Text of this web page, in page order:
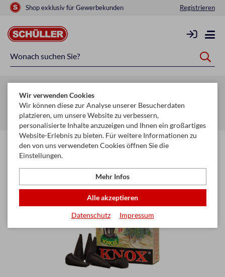
Shop exklusiv für Gewerbekunden Registrieren
Startseite Saisonen
Weihnachten
Weihrauch & Räucherkerzen
Wir verwenden Cookies
Wir können diese zur Analyse unserer Besucherdaten
platzieren, um unsere Website zu verbessern,
personalisierte Inhalte anzuzeigen und Ihnen ein großartiges
Website-Erlebnis zu bieten. Für weitere Informationen zu
den von uns verwendeten Cookies öffnen Sie die
Einstellungen.
Mehr Infos
Alle akzeptieren
Datenschutz Impressum